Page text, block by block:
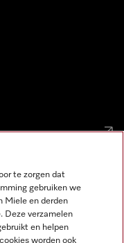
te zorgen dat
gebruiken we
Miele en derden
Deze verzamelen
en helpen
worden ook